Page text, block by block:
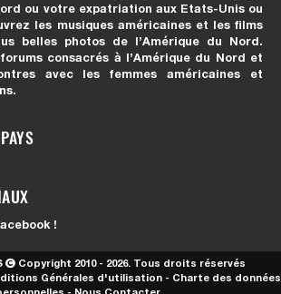
ou votre expatriation aux Etats-Unis ou
les musiques américaines et les films
belles photos de l’Amérique du Nord.
consacrés à l’Amérique du Nord et
avec les femmes américaines et
!
Copyright 2010 - 2026. Tous droits réservés
Générales d'utilisation - Charte des données
- Nous Contacter